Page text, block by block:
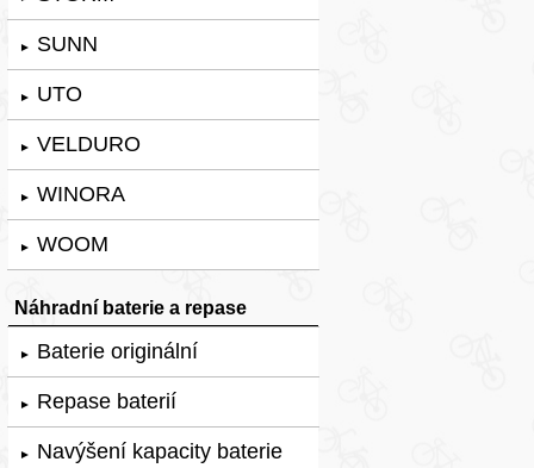
► SUNN
► UTO
► VELDURO
► WINORA
► WOOM
Náhradní baterie a repase
► Baterie originální
► Repase baterií
► Navýšení kapacity baterie